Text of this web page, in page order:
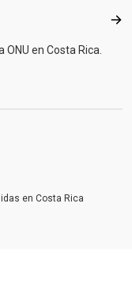
en Costa Rica.
en Costa Rica